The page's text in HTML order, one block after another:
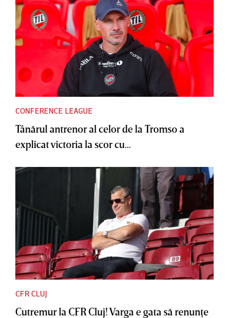
CONFERENCE LEAGUE
Tânărul antrenor al celor de la Tromso a
explicat victoria la scor cu...
CFR CLUJ
Cutremur la CFR Cluj! Varga e gata să renunţe